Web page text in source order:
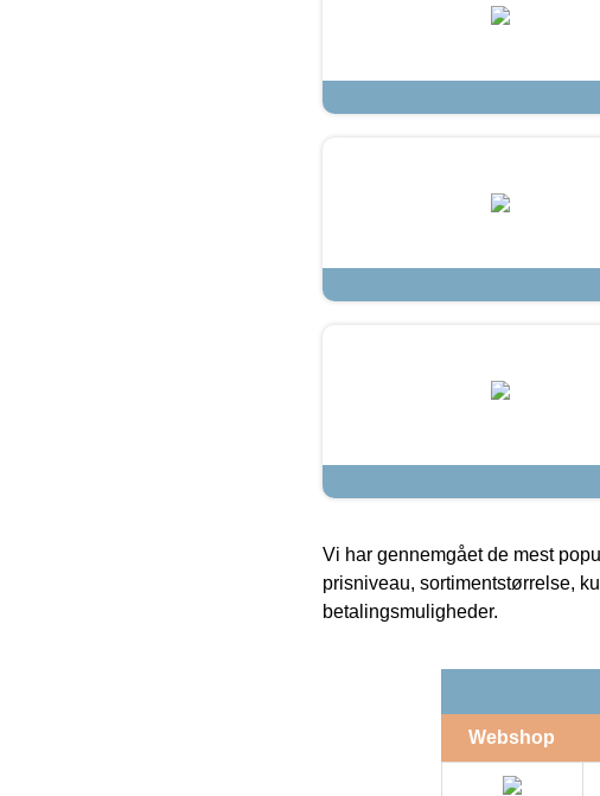
Vi har gennemgået de mest
prisniveau, sortimentstørrelse,
betalingsmuligheder.
Webshop